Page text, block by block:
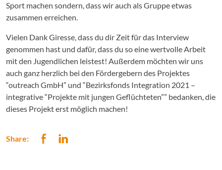
Sport machen sondern, dass wir auch als Gruppe etwas
zusammen erreichen.
Vielen Dank Giresse, dass du dir Zeit für das Interview
genommen hast und dafür, dass du so eine wertvolle Arbeit
mit den Jugendlichen leistest! Außerdem möchten wir uns
auch ganz herzlich bei den Fördergebern des Projektes
“outreach GmbH” und “Bezirksfonds Integration 2021 –
integrative “Projekte mit jungen Geflüchteten”” bedanken, die
dieses Projekt erst möglich machen!
Share: